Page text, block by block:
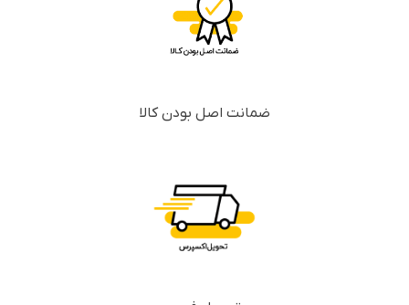
ضمانت اصل بودن کالا